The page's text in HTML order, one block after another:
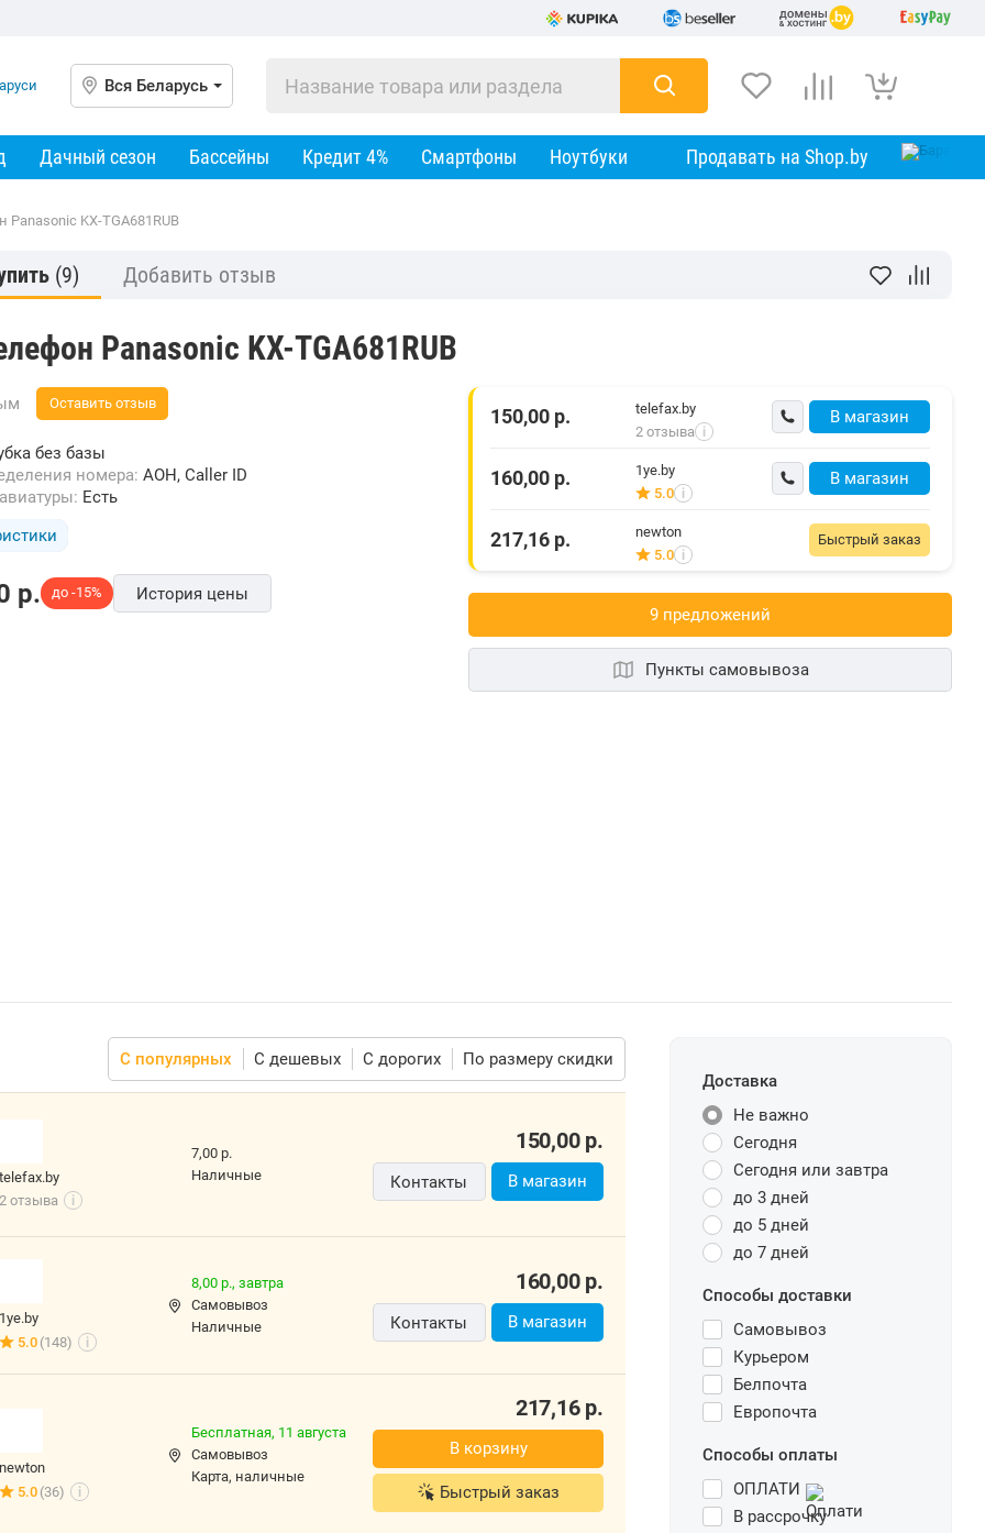
Вся Беларусь
Дачный сезон Бассейны Кредит 4% Смартфоны Ноутбуки Продавать на Shop.by
Panasonic KX-TGA681RUB
(9) Добавить отзыв
Panasonic KX-TGA681RUB
Оставить отзыв
без базы
номера: АОН, Caller ID
Есть
p. до -15% История цены
В магазин
150,00 р.
telefax.by
2 отзыва i
В магазин
160,00 р.
1ye.by
5.0 i
Быстрый заказ
217,16 р.
newton
5.0 i
9 предложений
Пункты самовывоза
С популярных С дешевых С дорогих По размеру скидки
telefax.by
2 отзыва
i
7,00 р.
наличные
150,00р.
Контакты В магазин
1ye.by
5.0 (148) i
8,00 р., завтра
Самовывоз
наличные
160,00р.
Контакты В магазин
newton
5.0 (36) i
Бесплатная, 11 августа
Самовывоз
карта, наличные
217,16р.
В корзину
Быстрый заказ
Доставка
Не важно
Сегодня
Сегодня или завтра
до 3 дней
до 5 дней
до 7 дней
Способы доставки
Самовывоз
Курьером
Белпочта
Европочта
Способы оплаты
ОПЛАТИ
В рассрочку